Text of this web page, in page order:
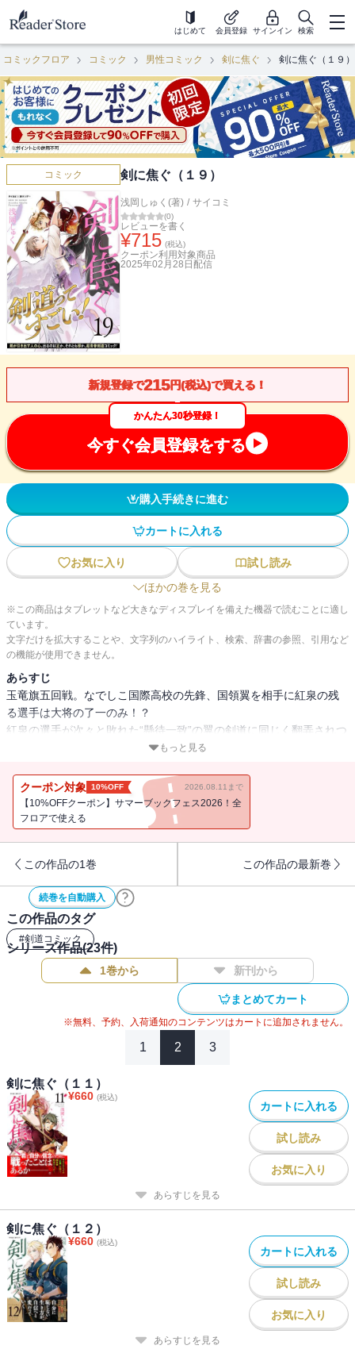
はじめて 会員登録 サインイン 検索
コミックフロア コミック 男性コミック 剣に焦ぐ 剣に焦ぐ（１９）
コミック 剣に焦ぐ（１９）
浅岡しゅく(著) / サイコミ
(0)
レビューを書く
¥715 (税込)
クーポン利用対象商品
2025年02月28日 配信
新規登録で215円(税込)で買える！
かんたん30秒登録！
今すぐ会員登録をする
購入手続きに進む
カートに入れる
お気に入り
試し読み
ほかの巻を見る
※この商品はタブレットなど大きなディスプレイを備えた機器で読むことに適し
ています。
文字だけを拡大することや、文字列のハイライト、検索、辞書の参照、引用など
の機能が使用できません。
あらすじ
玉竜旗五回戦。なでしこ国際高校の先鋒、国領翼を相手に紅泉の残
る選手は大将の了一のみ！？
紅泉の選手が次々と敗れた“懸待一致”の翼の剣道に同じく翻弄されつ
つも、了一は持ち前の型にはまらない自由な剣道で臨機応変に対応
そんな一進一退の試合の中、了一と翼がそれぞれ思いだす“国領はじ
め”との記憶。
その記憶をきっかけに、膠着状態だった試合は思わぬ結末へ
もっと見る
クーポン対象 10%OFF 2026.08.11まで
【10%OFFクーポン】サマーブックフェス2026！全
フロアで使える
この作品の1巻 この作品の最新巻
続巻を自動購入
この作品のタグ
#剣道コミック
シリーズ作品(23件)
1巻から 新刊から
まとめてカート
※無料、予約、入荷通知のコンテンツはカートに追加されません。
1 2 3
剣に焦ぐ（１１）
¥660 (税込)
カートに入れる
試し読み
お気に入り
あらすじを見る
剣に焦ぐ（１２）
¥660 (税込)
カートに入れる
試し読み
お気に入り
あらすじを見る